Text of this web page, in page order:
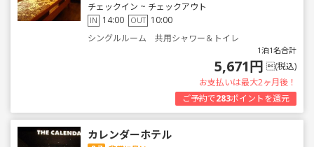
チェックイン ~ チェックアウト
IN 14:00 OUT 10:00
シングルルーム 共用シャワー＆トイレ
1泊1名合計
5,671円 (税込)
お支払いは最大2ヶ月後！
ご予約で283ポイントを還元
カレンダーホテル